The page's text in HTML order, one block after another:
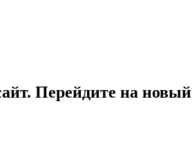
Перейдите на новый